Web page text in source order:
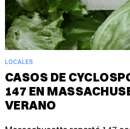
LOCALES
CASOS DE
147 EN
VERANO